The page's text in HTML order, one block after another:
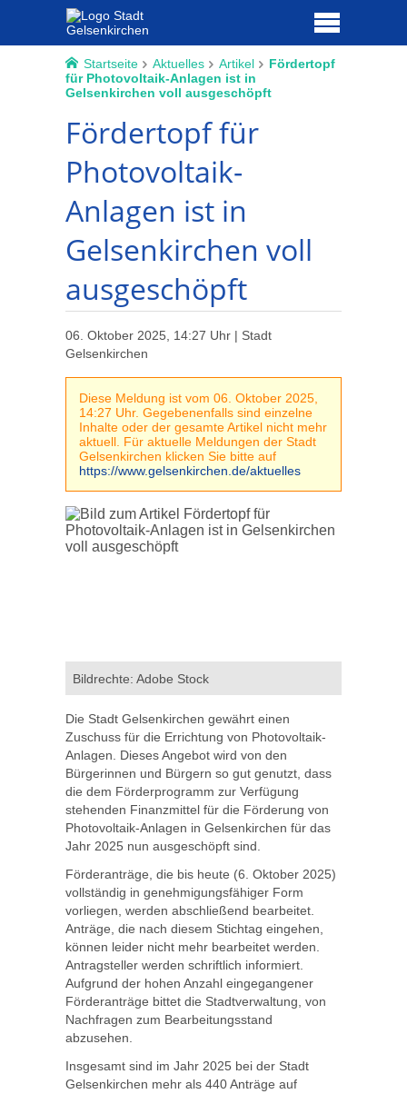
Startseite Aktuelles Artikel
Fördertopf
für Photovoltaik-Anlagen ist in
Gelsenkirchen voll ausgeschöpft
Fördertopf für
Photovoltaik-
Anlagen ist in
Gelsenkirchen voll
ausgeschöpft
06. Oktober 2025, 14:27 Uhr | Stadt
Gelsenkirchen
Diese Meldung ist vom 06. Oktober 2025,
14:27 Uhr. Gegebenenfalls sind einzelne
Inhalte oder der gesamte Artikel nicht mehr
aktuell. Für aktuelle Meldungen der Stadt
Gelsenkirchen klicken Sie bitte auf
https://www.gelsenkirchen.de/aktuelles
Bildrechte: Adobe Stock
Die Stadt Gelsenkirchen gewährt einen
Zuschuss für die Errichtung von Photovoltaik-
Anlagen. Dieses Angebot wird von den
Bürgerinnen und Bürgern so gut genutzt, dass
die dem Förderprogramm zur Verfügung
stehenden Finanzmittel für die Förderung von
Photovoltaik-Anlagen in Gelsenkirchen für das
Jahr 2025 nun ausgeschöpft sind.
Förderanträge, die bis heute (6. Oktober 2025)
vollständig in genehmigungsfähiger Form
vorliegen, werden abschließend bearbeitet.
Anträge, die nach diesem Stichtag eingehen,
können leider nicht mehr bearbeitet werden.
Antragsteller werden schriftlich informiert.
Aufgrund der hohen Anzahl eingegangener
Förderanträge bittet die Stadtverwaltung, von
Nachfragen zum Bearbeitungsstand
abzusehen.
Insgesamt sind im Jahr 2025 bei der Stadt
Gelsenkirchen mehr als 440 Anträge auf